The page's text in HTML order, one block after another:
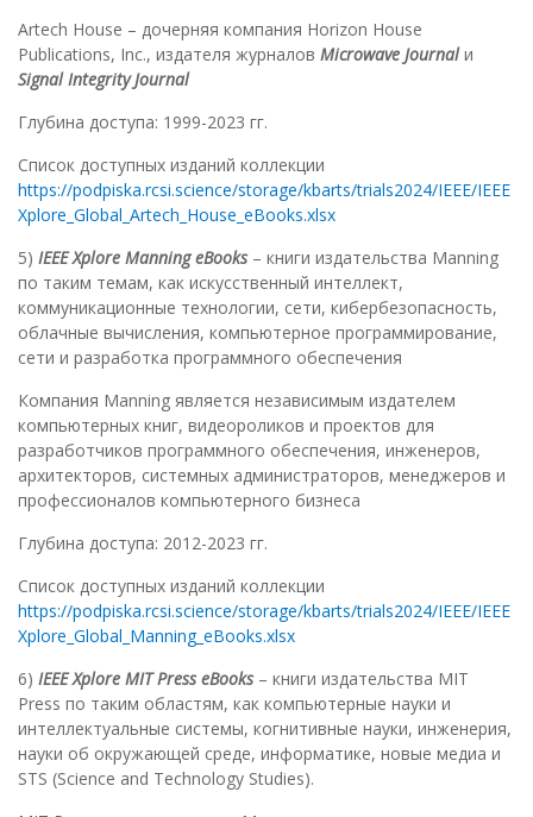
Artech House – дочерняя компания Horizon House
Publications, Inc., издателя журналов Microwave Journalи
Signal Integrity Journal
Глубина доступа: 1999-2023 гг.
Список доступных изданий коллекции
https://podpiska.rcsi.science/storage/kbarts/trials2024/IEEE/IEEE
Xplore_Global_Artech_House_eBooks.xlsx
5) IEEE Xplore Manning eBooks– книги издательства Manning
по таким темам, как искусственный интеллект,
коммуникационные технологии, сети, кибербезопасность,
облачные вычисления, компьютерное программирование,
сети и разработка программного обеспечения
Компания Manning является независимым издателем
компьютерных книг, видеороликов и проектов для
разработчиков программного обеспечения, инженеров,
архитекторов, системных администраторов, менеджеров и
профессионалов компьютерного бизнеса
Глубина доступа: 2012-2023 гг.
Список доступных изданий коллекции
https://podpiska.rcsi.science/storage/kbarts/trials2024/IEEE/IEEE
Xplore_Global_Manning_eBooks.xlsx
6) IEEE Xplore MIT Press eBooks– книги издательства MIT
Press по таким областям, как компьютерные науки и
интеллектуальные системы, когнитивные науки, инженерия,
науки об окружающей среде, информатике, новые медиа и
STS (Science and Technology Studies).